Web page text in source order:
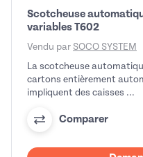
Scotcheuse
variables T602
Vendu par SOCO SYSTEM
La scotcheuse
cartons entièrement
impliquent des caisses ...
Comparer